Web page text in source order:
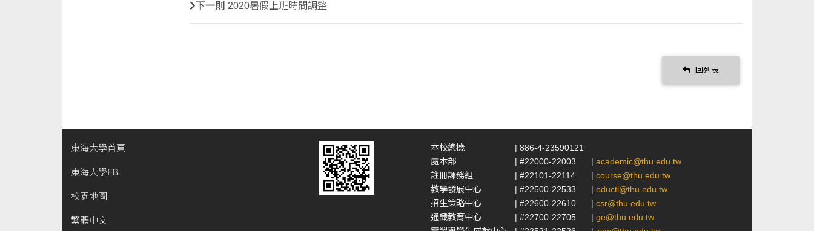
下一則 2020暑假上班時間調整
回列表
東海大學首頁
東海大學FB
校園地圖
繁體中文
本校總機
| 886-4-23590121
處本部
| #22000-22003 | academic@thu.edu.tw
註冊課務組
| #22101-22114 | course@thu.edu.tw
教學發展中心
| #22500-22533 | eductl@thu.edu.tw
招生策略中心
| #22600-22610 | csr@thu.edu.tw
通識教育中心
| #22700-22705 | ge@thu.edu.tw